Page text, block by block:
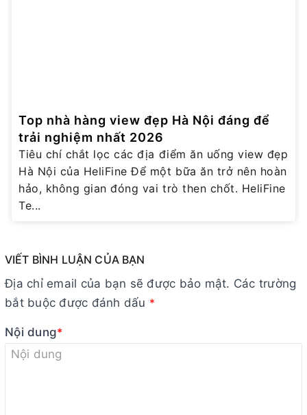
Top nhà hàng view đẹp Hà Nội đáng để
trải nghiệm nhất 2026
Tiêu chí chắt lọc các địa điểm ăn uống view đẹp
Hà Nội của HeliFine Để một bữa ăn trở nên hoàn
hảo, không gian đóng vai trò then chốt. HeliFine
Te...
VIẾT BÌNH LUẬN CỦA BẠN
Địa chỉ email của bạn sẽ được bảo mật. Các trường
bắt buộc được đánh dấu *
Nội dung*